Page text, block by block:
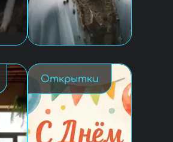
Открытки